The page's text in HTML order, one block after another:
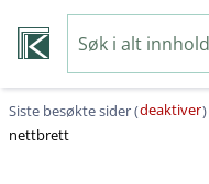
Siste besøkte sider (deaktiver)
nettbrett